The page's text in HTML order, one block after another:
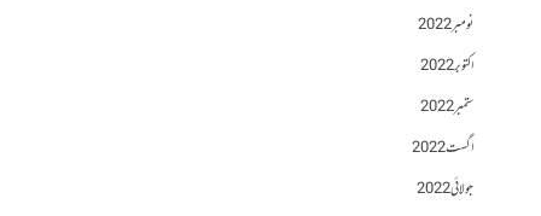
نومبر 2022
اکتوبر 2022
ستمبر 2022
اگست 2022
جولائی 2022